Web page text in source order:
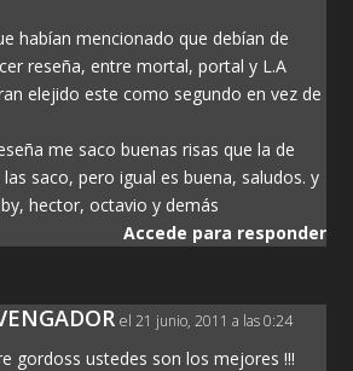
habían mencionado que debían de
reseña, entre mortal, portal y L.A
elejido este como segundo en vez de
me saco buenas risas que la de
saco, pero igual es buena, saludos. y
hector, octavio y demás
Accede para responder
el 21 junio, 2011 a las 0:24
gordoss ustedes son los mejores !!!